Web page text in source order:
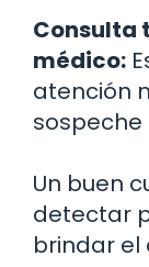
Consulta
médico:
atención
sospeche
Un buen
detectar
brindar el